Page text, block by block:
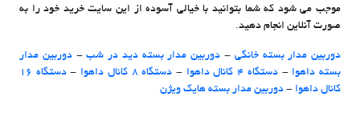
موجب می شود که شما بتوانید با خیالی آسوده از این سایت خرید خود را به
صورت آنلاین انجام دهید.
دوربین مدار بسته خانگی - دوربین مدار بسته دید در شب-دوربین مدار
بسته داهوا -دستگاه 4 کانال داهوا - دستگاه 8 کانال داهوا -
دستگاه 16
کانال داهوا - دوربین مدار بسته هایک ویژن